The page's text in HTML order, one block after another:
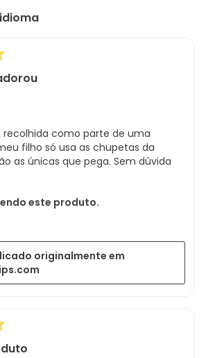
recolhida como parte de uma
filho só usa as chupetas da
as únicas que pega. Sem dúvida
este produto.
originalmente em